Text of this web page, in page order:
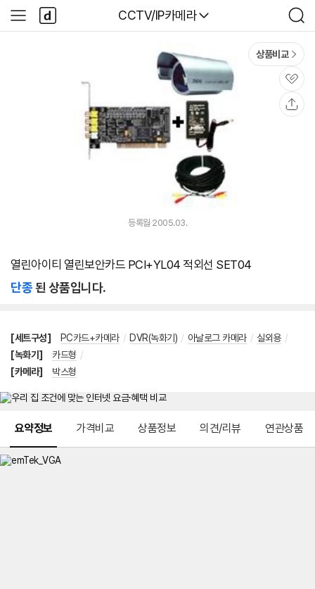
다나와
CCTV/IP카메라
검
색
사
이
다
나
와
상품비교
관
심
등록월 2005.03.
열린아이티 열린보안카드 PCI+YL04 적외선 SET04
단종된 상품입니다.
[세트구성] PC카드+카메라 / DVR(녹화기) / 아날로그 카메라 / 실외용 /
[녹화기]
카드형 /
[카메라]
박스형
요약정보 가격비교 상품정보 의견/리뷰 연관상품